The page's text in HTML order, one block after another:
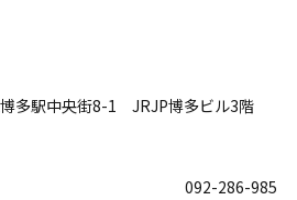
所
0012
多駅中央街8-1 JRJP博多ビル3階
番号
985